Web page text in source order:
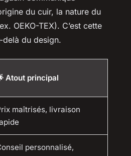
du cuir, la nature du
OEKO-TEX). C’est cette
du design.
Atout principal
maîtrisés, livraison
personnalisé,